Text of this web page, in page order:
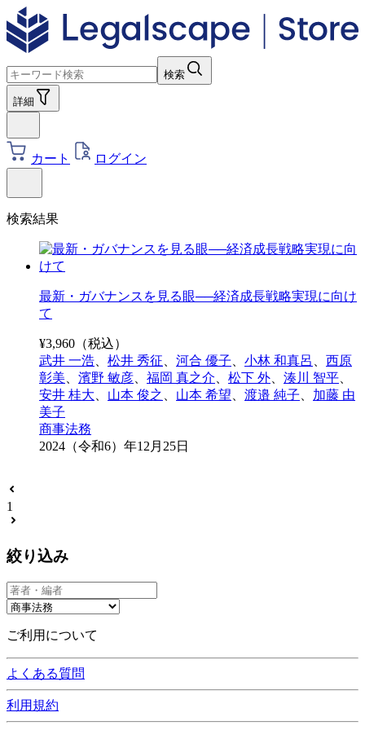
検索
詳細
カート ログイン
検索結果
最新・ガバナンスを見る眼──経済成長戦略実現に向け
て
¥3,960 （税込）
武井 一浩
松井 秀征 河合 優子 小林 和真呂
西原
彰美
濱野 敏彦 福岡 真之介 松下 外 湊川 智平
安井 桂大
山本 俊之 山本 希望 渡邉 純子
加藤 由
美子
商事法務
2024（令和6）年12月25日
1
絞り込み
ご利用について
よくある質問
利用規約